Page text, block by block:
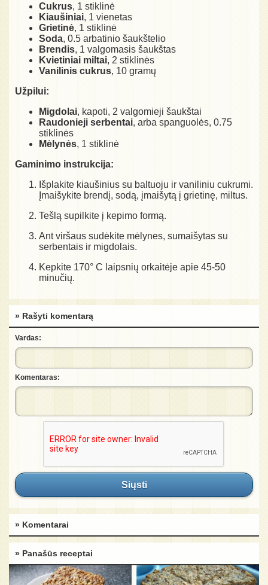
Cukrus, 1 stiklinė
Kiaušiniai, 1 vienetas
Grietinė, 1 stiklinė
Soda, 0.5 arbatinio šaukštelio
Brendis, 1 valgomasis šaukštas
Kvietiniai miltai, 2 stiklinės
Vanilinis cukrus, 10 gramų
Užpilui:
Migdolai, kapoti, 2 valgomieji šaukštai
Raudonieji serbentai, arba spanguolės, 0.75
stiklinės
Mėlynės, 1 stiklinė
Gaminimo instrukcija:
Išplakite kiaušinius su baltuoju ir vaniliniu cukrumi.
Įmaišykite brendį, sodą, įmaišytą į grietinę, miltus.
Tešlą supilkite į kepimo formą.
Ant viršaus sudėkite mėlynes, sumaišytas su
serbentais ir migdolais.
Kepkite 170° C laipsnių orkaitėje apie 45-50
minučių.
» Rašyti komentarą
Vardas:
Komentaras:
Siųsti
» Komentarai
» Panašūs receptai